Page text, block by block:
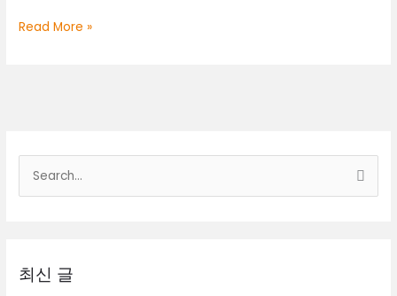
대
톡
RYBOY3500
구
이
Read More »
최신 글